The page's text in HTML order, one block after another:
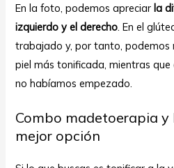
En la foto, podemos apreciar la
izquierdo y el derecho . En el
trabajado y, por tanto, podemos
piel más tonificada, mientras que
no habíamos empezado.
Combo madetoerapia y
mejor opción